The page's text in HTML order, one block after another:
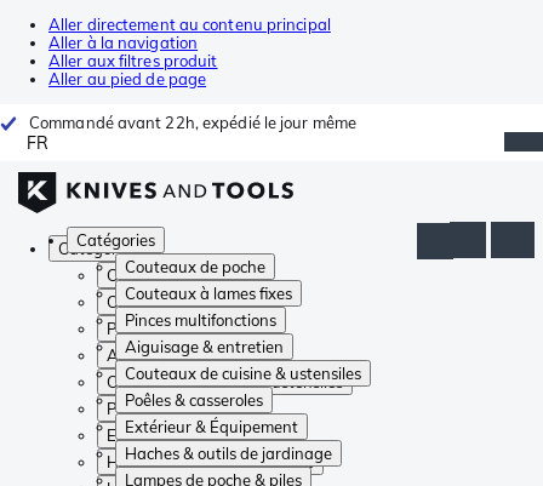
Aller directement au contenu principal
Aller à la navigation
Aller aux filtres produit
Aller au pied de page
Commandé avant 22h, expédié le jour même
FR
Catégories
Couteaux de poche
Couteaux à lames fixes
Pinces multifonctions
Aiguisage & entretien
Couteaux de cuisine & ustensiles
Poêles & casseroles
Extérieur & Équipement
Haches & outils de jardinage
Lampes de poche & piles
Catégories
Couteaux de poche
Couteaux à lames fixes
Pinces multifonctions
Aiguisage & entretien
Couteaux de cuisine & ustensiles
Poêles & casseroles
Extérieur & Équipement
Haches & outils de jardinage